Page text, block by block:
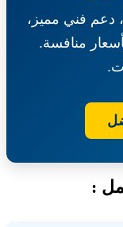
فني مميز،
منافسة.